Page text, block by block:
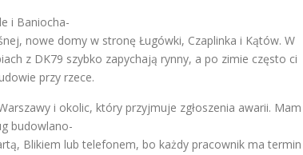
i Baniocha-
nowe domy w stronę Ługówki, Czaplinka i Kątów. W
z DK79 szybko zapychają rynny, a po zimie często ci
przy rzece.
i okolic, który przyjmuje zgłoszenia awarii. Mam
budowlano-
Blikiem lub telefonem, bo każdy pracownik ma termin